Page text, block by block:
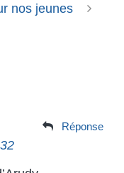
nos jeunes
Réponse